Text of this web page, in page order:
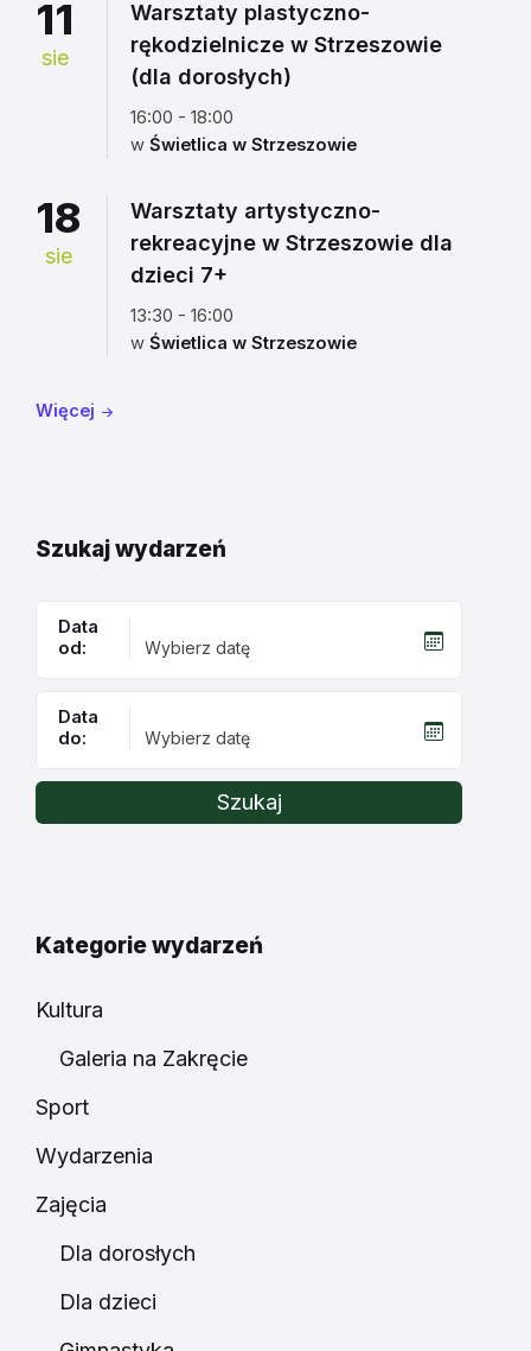
11
sie
Warsztaty plastyczno-
rękodzielnicze w Strzeszowie
(dla dorosłych)
16:00 - 18:00
w Świetlica w Strzeszowie
18
sie
Warsztaty artystyczno-
rekreacyjne w Strzeszowie dla
dzieci 7+
13:30 - 16:00
w Świetlica w Strzeszowie
Więcej
Szukaj wydarzeń
Data
od:
Data
do:
Szukaj
Kategorie wydarzeń
Kultura
Galeria na Zakręcie
Sport
Wydarzenia
Zajęcia
Dla dorosłych
Dla dzieci